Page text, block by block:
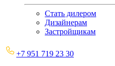
Стать дилером
Дизайнерам
Застройщикам
+7 951 719 23 30